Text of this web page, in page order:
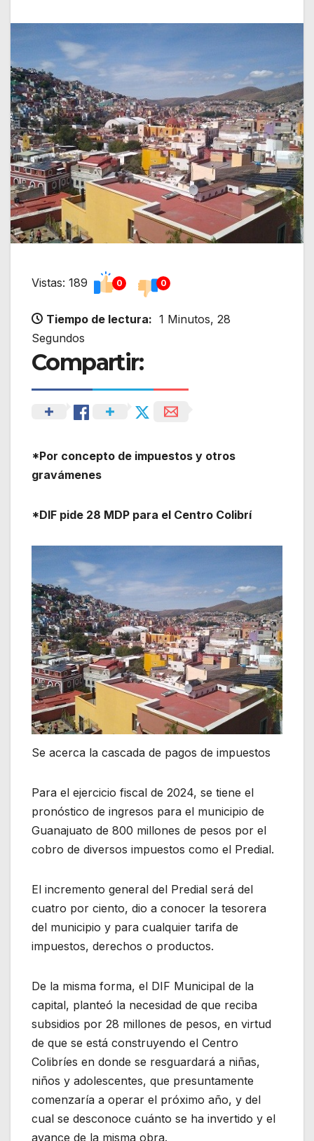
Vistas: 189 0 0
Tiempo de lectura: 1 Minutos, 28
Segundos
Compartir:
*Por concepto de impuestos y otros
gravámenes
*DIF pide 28 MDP para el Centro Colibrí
Se acerca la cascada de pagos de impuestos
Para el ejercicio fiscal de 2024, se tiene el
pronóstico de ingresos para el municipio de
Guanajuato de 800 millones de pesos por el
cobro de diversos impuestos como el Predial.
El incremento general del Predial será del
cuatro por ciento, dio a conocer la tesorera
del municipio y para cualquier tarifa de
impuestos, derechos o productos.
De la misma forma, el DIF Municipal de la
capital, planteó la necesidad de que reciba
subsidios por 28 millones de pesos, en virtud
de que se está construyendo el Centro
Colibríes en donde se resguardará a niñas,
niños y adolescentes, que presuntamente
comenzaría a operar el próximo año, y del
cual se desconoce cuánto se ha invertido y el
avance de la misma obra.